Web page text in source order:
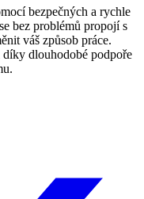
bezpečných a rychle
bez problémů propojí s
váš způsob práce.
dlouhodobé podpoře